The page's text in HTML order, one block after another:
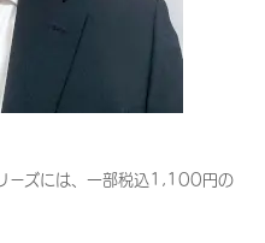
ズには、一部税込1,100円の